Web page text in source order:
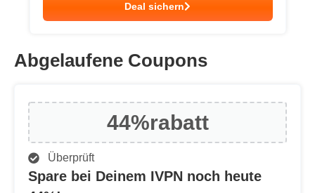
Deal sichern
Abgelaufene Coupons
44%rabatt
Überprüft
Spare bei Deinem IVPN noch heute